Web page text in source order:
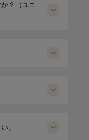
？（ユニ
。
ラック）
イズ